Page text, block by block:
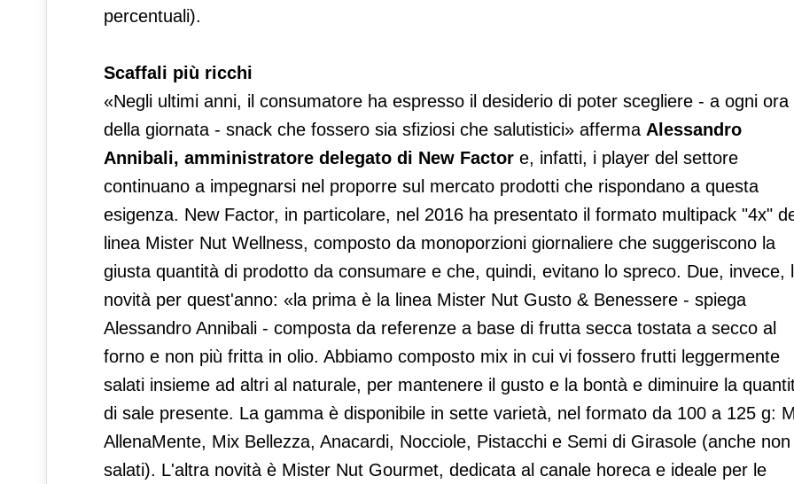
percentuali).
Scaffali più ricchi
«Negli ultimi anni, il consumatore ha espresso il desiderio di poter scegliere - a ogni ora
della giornata - snack che fossero sia sfiziosi che salutistici» afferma Alessandro
Annibali, amministratore delegato di New Factor e, infatti, i player del settore
continuano a impegnarsi nel proporre sul mercato prodotti che rispondano a questa
esigenza. New Factor, in particolare, nel 2016 ha presentato il formato multipack "4x"
linea Mister Nut Wellness, composto da monoporzioni giornaliere che suggeriscono la
giusta quantità di prodotto da consumare e che, quindi, evitano lo spreco. Due, invece,
novità per quest'anno: «la prima è la linea Mister Nut Gusto & Benessere - spiega
Alessandro Annibali - composta da referenze a base di frutta secca tostata a secco al
forno e non più fritta in olio. Abbiamo composto mix in cui vi fossero frutti leggermente
salati insieme ad altri al naturale, per mantenere il gusto e la bontà e diminuire la
di sale presente. La gamma è disponibile in sette varietà, nel formato da 100 a 125 g:
AllenaMente, Mix Bellezza, Anacardi, Nocciole, Pistacchi e Semi di Girasole (anche non
salati). L'altra novità è Mister Nut Gourmet, dedicata al canale horeca e ideale per le